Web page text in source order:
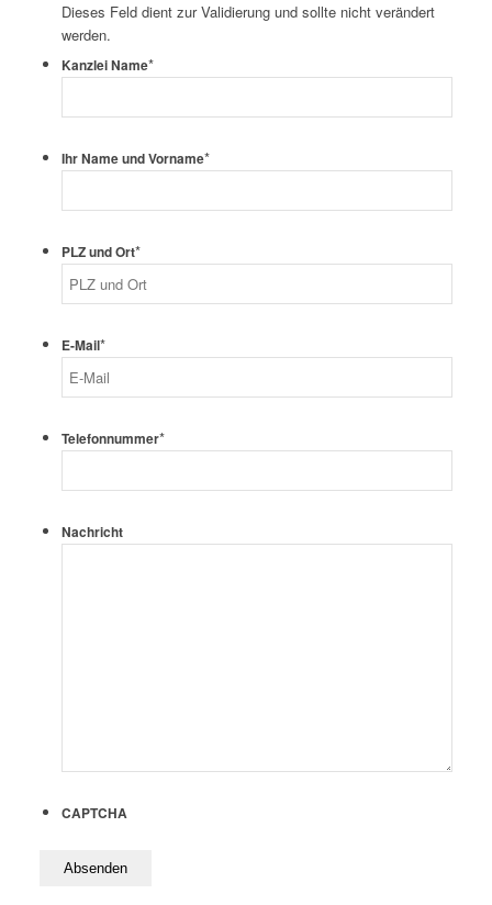
Dieses Feld dient zur Validierung und sollte nicht verändert
werden.
Kanzlei Name*
Ihr Name und Vorname*
PLZ und Ort*
E-Mail*
Telefonnummer*
Nachricht
CAPTCHA